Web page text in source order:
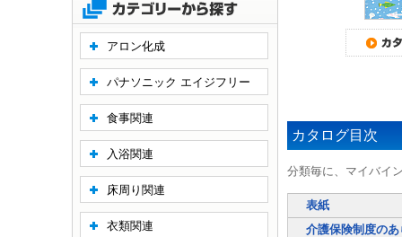
カタログ目次
分類毎に、マイバイ
表紙
介護保険制度のあ
アロン化成
パナソニック エイジフリー
食事関連
入浴関連
床周り関連
衣類関連